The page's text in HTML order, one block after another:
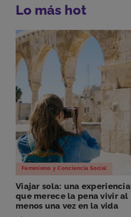
Lo más hot
Feminismo y Conciencia Social
Viajar sola: una experiencia
que merece la pena vivir al
menos una vez en la vida